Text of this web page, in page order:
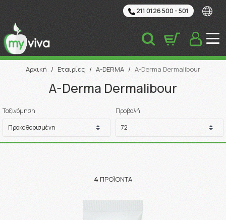
211 0126 500 - 501
Αναζήτηση
Αρχική / Εταιρίες / A-DERMA / A-Derma Dermalibour
A-Derma Dermalibour
Ταξινόμηση Προβολή
4 ΠΡΟΪΌΝΤΑ